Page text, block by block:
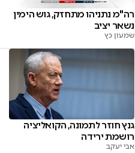
רה"מ נתניהו מתחזק, גוש הימין
נשאר יציב
שמעון כץ
גנץ חוזר לתמונה, הקואליציה
רושמת ירידה
אבי יעקב